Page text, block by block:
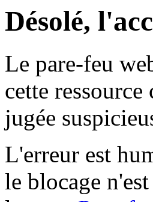
Désolé,
Le pare-feu
cette
jugée
L'erreur est
le blocage